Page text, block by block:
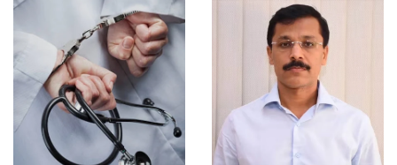
लगाने की करेंगे मांग।